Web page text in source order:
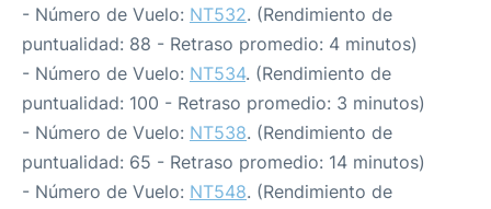
- Número de Vuelo: NT532. (Rendimiento de
puntualidad: 88 - Retraso promedio: 4 minutos)
- Número de Vuelo: NT534. (Rendimiento de
puntualidad: 100 - Retraso promedio: 3 minutos)
- Número de Vuelo: NT538. (Rendimiento de
puntualidad: 65 - Retraso promedio: 14 minutos)
- Número de Vuelo: NT548. (Rendimiento de